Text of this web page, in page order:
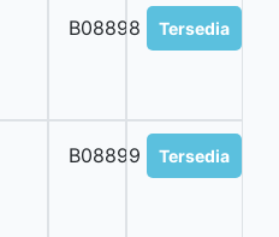
B08898 Tersedia
B08899 Tersedia